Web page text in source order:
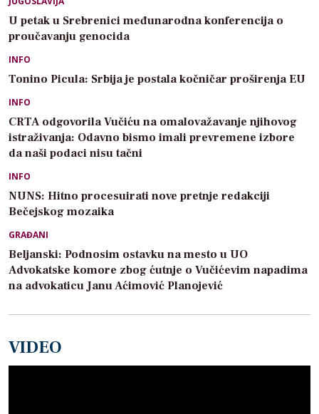
U petak u Srebrenici međunarodna konferencija o
proučavanju genocida
INFO
Tonino Picula: Srbija je postala kočničar proširenja EU
INFO
CRTA odgovorila Vučiću na omalovažavanje njihovog
istraživanja: Odavno bismo imali prevremene izbore
da naši podaci nisu tačni
INFO
NUNS: Hitno procesuirati nove pretnje redakciji
Bečejskog mozaika
GRAĐANI
Beljanski: Podnosim ostavku na mesto u UO
Advokatske komore zbog ćutnje o Vučićevim napadima
na advokaticu Janu Aćimović Planojević
VIDEO